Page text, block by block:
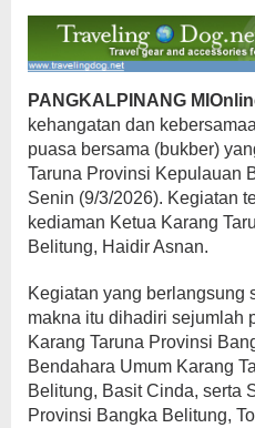
PANGKALPINANG
kehangatan dan
puasa bersama (bukber)
Taruna Provinsi Kepulauan
Senin (9/3/2026). Kegiatan
kediaman Ketua Karang
Belitung, Haidir Asnan.
Kegiatan yang berlangsung
makna itu dihadiri sejumlah
Karang Taruna Provinsi
Bendahara Umum Karang
Belitung, Basit Cinda, serta
Provinsi Bangka Belitung,